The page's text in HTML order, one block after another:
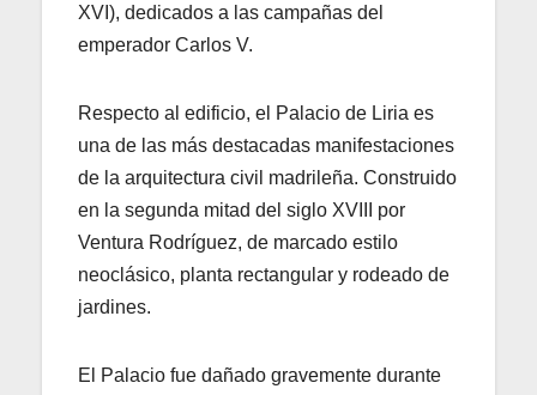
XVI), dedicados a las campañas del
emperador Carlos V.
Respecto al edificio, el Palacio de Liria es
una de las más destacadas manifestaciones
de la arquitectura civil madrileña. Construido
en la segunda mitad del siglo XVIII por
Ventura Rodríguez, de marcado estilo
neoclásico, planta rectangular y rodeado de
jardines.
El Palacio fue dañado gravemente durante